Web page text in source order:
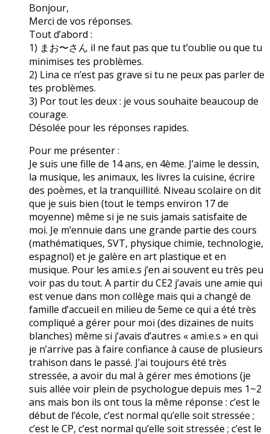
Bonjour,
Merci de vos réponses.
Tout d’abord :
1) まお〜さん il ne faut pas que tu t’oublie ou que tu
minimises tes problèmes.
2) Lina ce n’est pas grave si tu ne peux pas parler de
tes problèmes.
3) Por tout les deux : je vous souhaite beaucoup de
courage.
Désolée pour les réponses rapides.
Pour me présenter :
Je suis une fille de 14 ans, en 4ème. J’aime le dessin,
la musique, les animaux, les livres la cuisine, écrire
des poèmes, et la tranquillité. Niveau scolaire on dit
que je suis bien (tout le temps environ 17 de
moyenne) même si je ne suis jamais satisfaite de
moi. Je m’ennuie dans une grande partie des cours
(mathématiques, SVT, physique chimie, technologie,
espagnol) et je galère en art plastique et en
musique. Pour les ami.e.s j’en ai souvent eu très peu
voir pas du tout. A partir du CE2 j’avais une amie qui
est venue dans mon collège mais qui a changé de
famille d’accueil en milieu de 5eme ce qui a été très
compliqué a gérer pour moi (des dizaines de nuits
blanches) même si j’avais d’autres « ami.e.s » en qui
je n’arrive pas à faire confiance à cause de plusieurs
trahison dans le passé. J’ai toujours été très
stressée, a avoir du mal à gérer mes émotions (je
suis allée voir plein de psychologue depuis mes 1~2
ans mais bon ils ont tous la même réponse : c’est le
début de l’école, c’est normal qu’elle soit stressée ;
c’est le CP, c’est normal qu’elle soit stressée ; c’est le